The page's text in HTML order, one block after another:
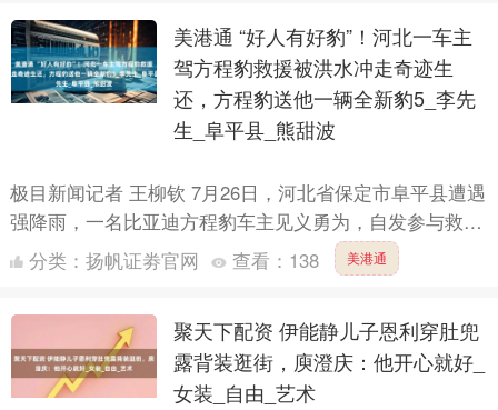
美港通 “好人有好豹”！河北一车主
驾方程豹救援被洪水冲走奇迹生
还，方程豹送他一辆全新豹5_李先
生_阜平县_熊甜波
极目新闻记者 王柳钦 7月26日，河北省保定市阜平县遭遇
强降雨，一名比亚迪方程豹车主见义勇为，自发参与救
援，却因水势太大遇险，最终脱困成功。7月27日，方程
豹总....
分类： 扬帆证劵官网 查看： 138 美港通
聚天下配资 伊能静儿子恩利穿肚兜
露背装逛街，庾澄庆：他开心就好_
女装_自由_艺术